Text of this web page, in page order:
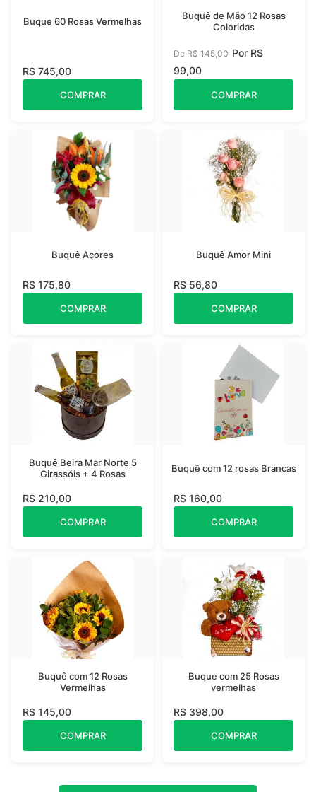
Buque 60 Rosas Vermelhas
R$ 745,00
COMPRAR
Buquê de Mão 12 Rosas
Coloridas
De R$ 145,00 Por R$
99,00
COMPRAR
Buquê Açores
R$ 175,80
COMPRAR
Buquê Amor Mini
R$ 56,80
COMPRAR
Buquê Beira Mar Norte 5
Girassóis + 4 Rosas
R$ 210,00
COMPRAR
Buquê com 12 rosas Brancas
R$ 160,00
COMPRAR
Buquê com 12 Rosas
Vermelhas
R$ 145,00
COMPRAR
Buque com 25 Rosas
vermelhas
R$ 398,00
COMPRAR